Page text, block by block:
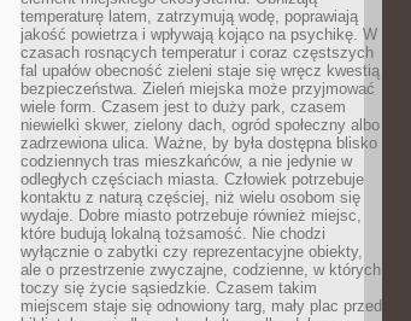
temperaturę latem, zatrzymują wodę, poprawiają
jakość powietrza i wpływają kojąco na psychikę. W
czasach rosnących temperatur i coraz częstszych
fal upałów obecność zieleni staje się wręcz kwestią
bezpieczeństwa. Zieleń miejska może przyjmować
wiele form. Czasem jest to duży park, czasem
niewielki skwer, zielony dach, ogród społeczny albo
zadrzewiona ulica. Ważne, by była dostępna blisko
codziennych tras mieszkańców, a nie jedynie w
odległych częściach miasta. Człowiek potrzebuje
kontaktu z naturą częściej, niż wielu osobom się
wydaje. Dobre miasto potrzebuje również miejsc,
które budują lokalną tożsamość. Nie chodzi
wyłącznie o zabytki czy reprezentacyjne obiekty,
ale o przestrzenie zwyczajne, codzienne, w których
toczy się życie sąsiedzkie. Czasem takim
miejscem staje się odnowiony targ, mały plac przed